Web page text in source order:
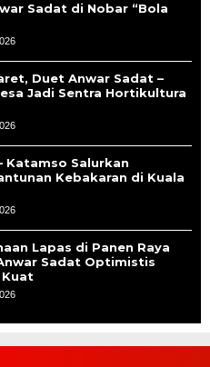
Sadat di Nobar “Bola
Duet Anwar Sadat –
Jadi Sentra Hortikultura
Katamso Salurkan
Kebakaran di Kuala
Lapas di Panen Raya
Sadat Optimistis
Kuat